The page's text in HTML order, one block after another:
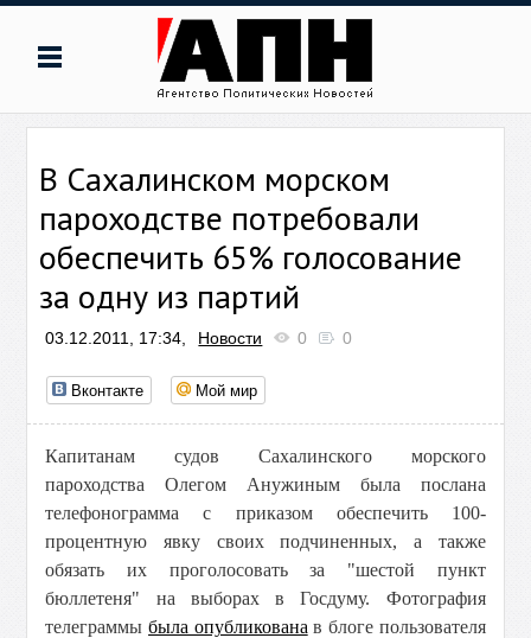
В Сахалинском морском
пароходстве потребовали
обеспечить 65% голосование
за одну из партий
03.12.2011, 17:34, Новости 0 0
Вконтакте Мой мир
Капитанам судов Сахалинского морского
пароходства Олегом Анужиным была послана
телефонограмма с приказом обеспечить 100-
процентную явку своих подчиненных, а также
обязать их проголосовать за "шестой пункт
бюллетеня" на выборах в Госдуму. Фотография
телеграммыбыла опубликована в блоге пользователя